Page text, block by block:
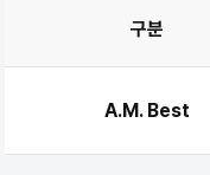
구분
A.M. Best